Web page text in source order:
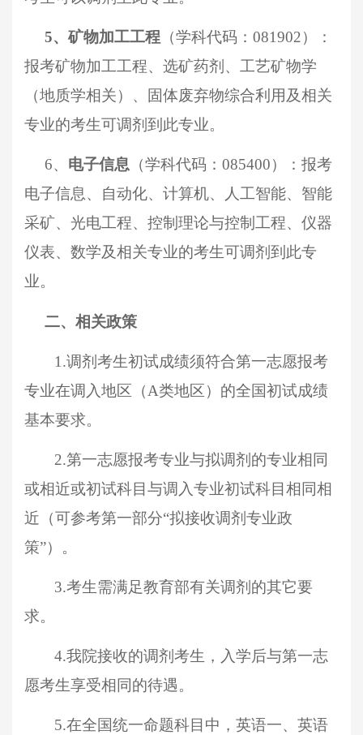
5、 矿物加工工程（学科代码： 081902）：
报考矿物加工工程、选矿药剂、 工艺矿物学
（地质学相关）、
固体废弃物综合利用及相关
专业的考生可调剂到此专业。
6、 电子信息（学科代码： 085400）：报考
电子信息、 自动化、计算机、人工智能、智能
采矿、光电工程、控制理论与控制工程、仪器
仪表、数学及相关专业的考生可调剂到此专
业。
二、 相关政策
1.调剂考生初试成绩须符合第一志愿报考
专业在调入地区（ A类地区）的全国初试成绩
基本要求。
2.第一志愿报考专业与拟调剂的专业相同
或相近或初试科目与调入专业初试科目相同相
近 （可参考第一部分“拟接收调剂专业政
策”） 。
3.考生需满足教育部有关调剂的其它要
求。
4.我院接收的调剂考生，入学后与第一志
愿考生享受相同的待遇。
5.在全国统一命题科目中，英语一、英语